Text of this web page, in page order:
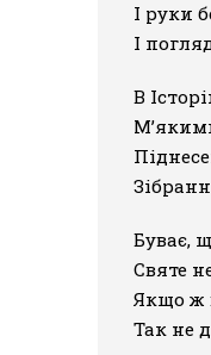
І руки
І
В
Буває,
Святе
Якщо ж
Так не